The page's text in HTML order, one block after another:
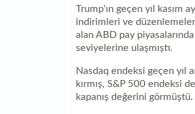
​​​​​​​Trump'ın geçen yıl kasım
indirimleri ve
alan ABD pay
seviyelerine ulaşmıştı.
Nasdaq endeksi geçen yıl
kırmış, S&P 500 endeksi
kapanış değerini görmüştü.